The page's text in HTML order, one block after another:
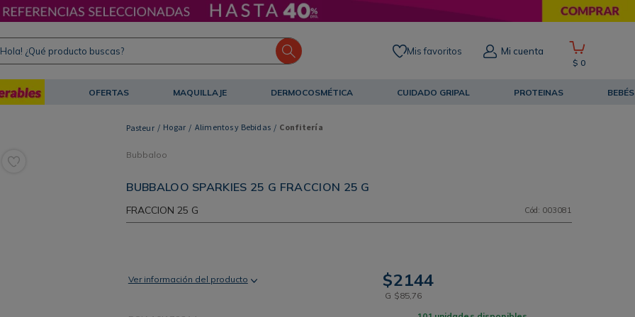
¿Qué producto buscas?
Mis favoritos Mi cuenta
$ 0
OFERTAS MAQUILLAJE DERMOCOSMÉTICA CUIDADO GRIPAL PROTEINAS BEBÉS
Hogar Alimentos y Bebidas Confitería
Bubbaloo
BUBBALOO SPARKIES 25 G FRACCION 25 G
FRACCION 25 G Cód : 003081
Ver información del producto $2144
G $85,76